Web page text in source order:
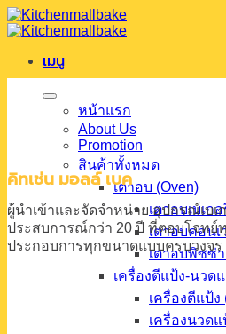
ข้าม
ไป
เมนู
หน้าแรก
About Us
Promotion
สินค้าทั้งหมด
เตาอบ (Oven)
เตาอบเบเก
เตาอบคอนเ
เตาอบพิซซ่
เครื่องตีแป้ง-นวด
เครื่องตีแป้ง
เครื่องนวดแ
คิทเช่น มอลล์ เบค
ผู้นำเข้าและจัดจำหน่าย อุปกรณ์เบเ
ประสบการณ์กว่า 20 ปี ที่ตอบโจทย์
ประกอบการทุกขนาดแบบครบวงจร